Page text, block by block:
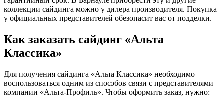
коллекции сайдинга можно у дилера производителя. Покупка
у официальных представителей обезопасит вас от подделки.
Как заказать сайдинг «Альта
Классика»
Для получения сайдинга «Альта Классика» необходимо
воспользоваться одним из способов связи с представителями
компании «Альта-Профиль». Чтобы оформить заказ, нужно: